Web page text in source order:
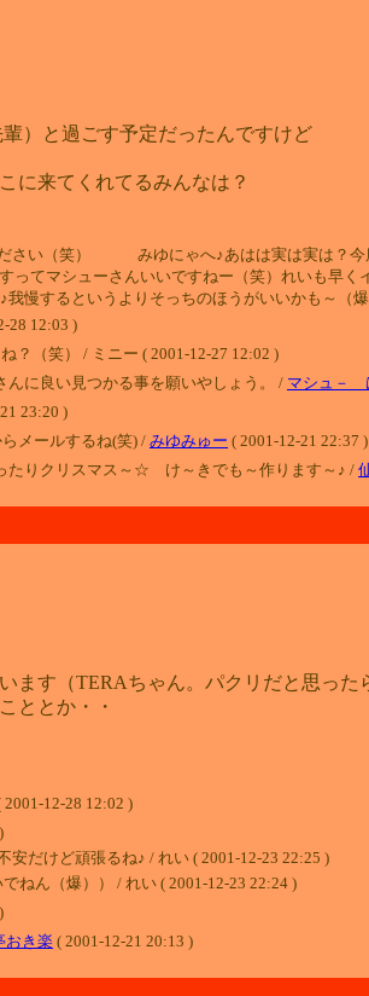
）と過ごす予定だったんですけど
に来てくれてるみんなは？
ださい（笑） みゆにゃへ♪あはは実は実は？
てマシューさんいいですねー（笑）れいも早
慢するというよりそっちのほうがいいかも～（
28 12:03 )
？（笑） / ミニー ( 2001-12-27 12:02 )
に良い見つかる事を願いやしょう。 / マシュ－
23:20 )
メールするね(笑) / みゆみゅー ( 2001-12-21 22:37 )
りクリスマス～☆ け～きでも～作ります～♪ /
ます（TERAちゃん。パクリだと思った
ととか・・
12-28 12:02 )
だけど頑張るね♪ / れい ( 2001-12-23 22:25 )
ねん（爆）） / れい ( 2001-12-23 22:24 )
おき楽 ( 2001-12-21 20:13 )